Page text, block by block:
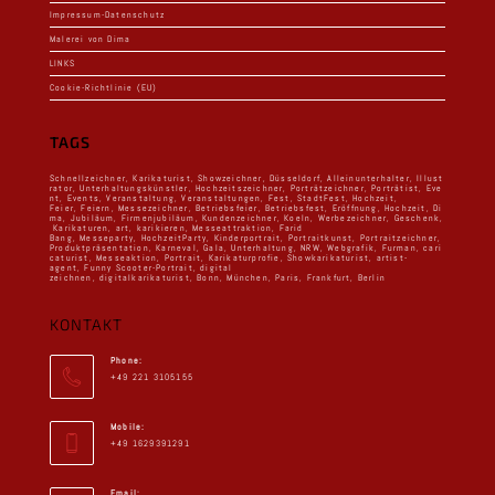
Impressum-Datenschutz
Malerei von Dima
LINKS
Cookie-Richtlinie (EU)
TAGS
Schnellzeichner,Karikaturist,Showzeichner ,Düsseldorf,Alleinunterhalter,Illust
rator,Unterhaltungskünstler ,Hochzeitszeichner, Porträtzeichner,Porträtist, Eve
nt, Events,Veranstaltung,Veranstaltungen, Fest ,StadtFest,Hochzeit,
Feier,Feiern ,Messezeichner ,Betriebsfeier ,Betriebsfest, Eröffnung ,Hochzeit ,Di
ma, Jubiläum, Firmenjubiläum ,Kundenzeichner,Koeln, Werbezeichner, Geschenk,
Karikaturen, art, karikieren,Messeattraktion, Farid
Bang,Messeparty, HochzeitParty, Kinderportrait, Portraitkunst, Portraitzeichner,
Produktpräsentation,Karneval,Gala,Unterhaltung,NRW,Webgrafik, Furman,cari
caturist ,Messeaktion, Portrait, Karikaturprofie ,Showkarikaturist, artist-
agent,Funny Scooter-Portrait,digital
zeichnen ,digitalkarikaturist,Bonn,München,Paris, Frankfurt, Berlin
KONTAKT
Phone:
+49 221 3105155
Mobile:
+49 1629391291
Email: